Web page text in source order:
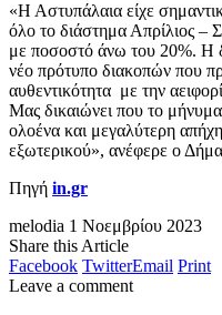
«Η Αστυπάλαια είχε
όλο το διάστημα Απρίλιος –
με ποσοστό άνω του 20%. Η
νέο πρότυπο διακοπών που
αυθεντικότητα με την
Μας δικαιώνει που το μήνυμα
ολοένα και μεγαλύτερη
εξωτερικού», ανέφερε ο
Πηγή in.gr
melodia 1 Νοεμβρίου 2023
Share this Article
Facebook TwitterEmail Print
Leave a comment